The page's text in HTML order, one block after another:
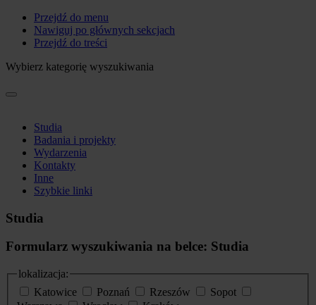
Przejdź do menu
Nawiguj po głównych sekcjach
Przejdź do treści
Wybierz kategorię wyszukiwania
Studia
Badania i projekty
Wydarzenia
Kontakty
Inne
Szybkie linki
Studia
Formularz wyszukiwania na belce: Studia
lokalizacja:
Katowice
Poznań Rzeszów
Sopot